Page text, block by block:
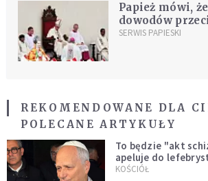
Papież mówi,
dowodów
diecezji Osorno
SERWIS PAPIESKI
REKOMENDOWANE DLA
POLECANE ARTYKUŁY
To będzie "akt
apeluje do
KOŚCIÓŁ